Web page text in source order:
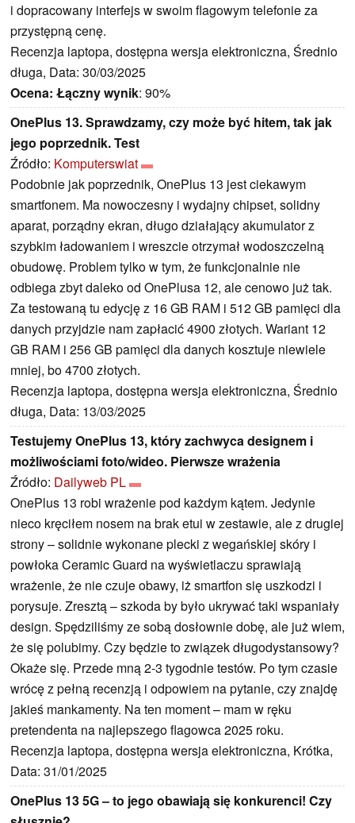
i dopracowany interfejs w swoim flagowym telefonie za
przystępną cenę.
Recenzja laptopa, dostępna wersja elektroniczna, Średnio
długa, Data: 30/03/2025
Ocena: Łączny wynik: 90%
OnePlus 13. Sprawdzamy, czy może być hitem, tak jak
jego poprzednik. Test
Źródło: Komputerswiat
Podobnie jak poprzednik, OnePlus 13 jest ciekawym
smartfonem. Ma nowoczesny i wydajny chipset, solidny
aparat, porządny ekran, długo działający akumulator z
szybkim ładowaniem i wreszcie otrzymał wodoszczelną
obudowę. Problem tylko w tym, że funkcjonalnie nie
odbiega zbyt daleko od OnePlusa 12, ale cenowo już tak.
Za testowaną tu edycję z 16 GB RAM i 512 GB pamięci dla
danych przyjdzie nam zapłacić 4900 złotych. Wariant 12
GB RAM i 256 GB pamięci dla danych kosztuje niewiele
mniej, bo 4700 złotych.
Recenzja laptopa, dostępna wersja elektroniczna, Średnio
długa, Data: 13/03/2025
Testujemy OnePlus 13, który zachwyca designem i
możliwościami foto/wideo. Pierwsze wrażenia
Źródło: Dailyweb PL
OnePlus 13 robi wrażenie pod każdym kątem. Jedynie
nieco kręciłem nosem na brak etui w zestawie, ale z drugiej
strony – solidnie wykonane plecki z wegańskiej skóry i
powłoka Ceramic Guard na wyświetlaczu sprawiają
wrażenie, że nie czuje obawy, iż smartfon się uszkodzi i
porysuje. Zresztą – szkoda by było ukrywać taki wspaniały
design. Spędziliśmy ze sobą dosłownie dobę, ale już wiem,
że się polubimy. Czy będzie to związek długodystansowy?
Okaże się. Przede mną 2-3 tygodnie testów. Po tym czasie
wrócę z pełną recenzją i odpowiem na pytanie, czy znajdę
jakieś mankamenty. Na ten moment – mam w ręku
pretendenta na najlepszego flagowca 2025 roku.
Recenzja laptopa, dostępna wersja elektroniczna, Krótka,
Data: 31/01/2025
OnePlus 13 5G – to jego obawiają się konkurenci! Czy